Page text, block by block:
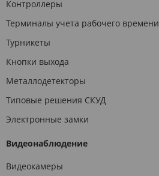
Контроллеры
Терминалы учета рабочего времени
Турникеты
Кнопки выхода
Металлодетекторы
Типовые решения СКУД
Электронные замки
Видеонаблюдение
Видеокамеры